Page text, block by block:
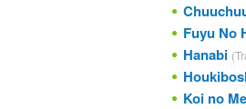
Chuuchuu
Fuyu No
Hanabi
Koi no